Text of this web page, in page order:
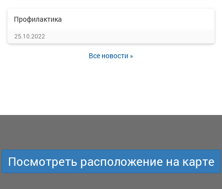
Профилактика
25.10.2022
Все новости »
Посмотреть расположение на карте